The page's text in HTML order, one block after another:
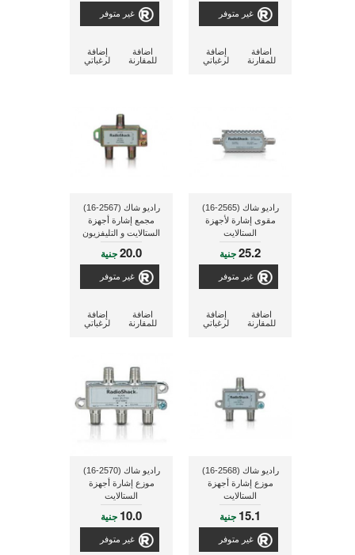
غير متوفر
إضافة
لرغباتي
اضافة
للمقارنة
غير متوفر
إضافة
لرغباتي
اضافة
للمقارنة
راديو شاك (2565-16)
مقوى إشارة لأجهزة
الستالايت
25.2جنية
غير متوفر
إضافة
لرغباتي
اضافة
للمقارنة
راديو شاك (2567-16)
مجمع إشارة أجهزة
الستالايت و التليفزيون
20.0جنية
غير متوفر
إضافة
لرغباتي
اضافة
للمقارنة
راديو شاك (2568-16)
موزع إشارة أجهزة
الستالايت
15.1 جنية
غير متوفر
راديو شاك (2570-16)
موزع إشارة أجهزة
الستالايت
10.0 جنية
غير متوفر